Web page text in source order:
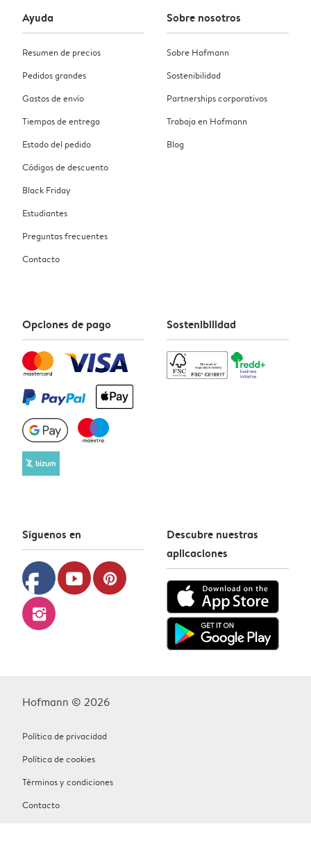
Ayuda
Resumen de precios
Pedidos grandes
Gastos de envío
Tiempos de entrega
Estado del pedido
Códigos de descuento
Black Friday
Estudiantes
Preguntas frecuentes
Contacto
Sobre nosotros
Sobre Hofmann
Sostenibilidad
Partnerships corporativos
Trabaja en Hofmann
Blog
Opciones de pago Sostenibilidad
Síguenos en
facebook youtube pinterest
instagram
Descubre nuestras
aplicaciones
Hofmann © 2026
Política de privacidad
Política de cookies
Términos y condiciones
Contacto